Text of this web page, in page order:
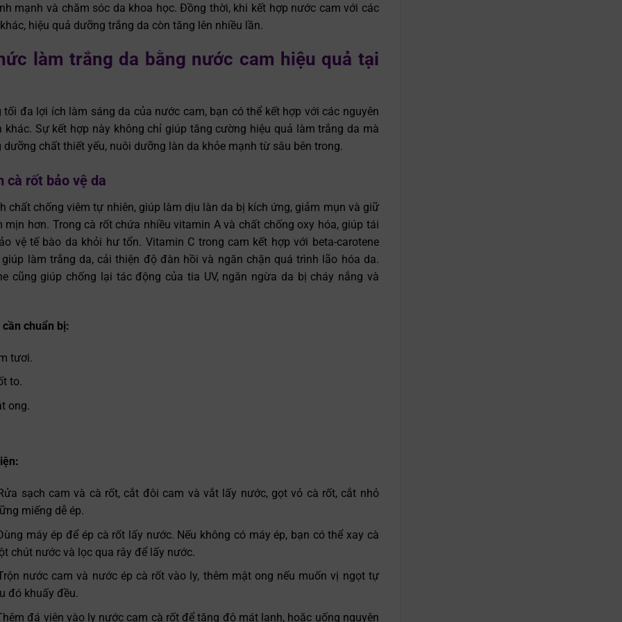
mạnh và chăm sóc da khoa học. Đồng thời, khi kết hợp nước cam với các
hiệu quả dưỡng trắng da còn tăng lên nhiều lần.
làm trắng da bằng nước cam hiệu quả tại
tối đa lợi ích làm sáng da của nước cam, bạn có thể kết hợp với các nguyên
khác. Sự kết hợp này không chỉ giúp tăng cường hiệu quả làm trắng da mà
dưỡng chất thiết yếu, nuôi dưỡng làn da khỏe mạnh từ sâu bên trong.
cà rốt bảo vệ da
chất chống viêm tự nhiên, giúp làm dịu làn da bị kích ứng, giảm mụn và giữ
mịn hơn. Trong cà rốt chứa nhiều vitamin A và chất chống oxy hóa, giúp tái
vệ tế bào da khỏi hư tổn. Vitamin C trong cam kết hợp với beta-carotene
làm trắng da, cải thiện độ đàn hồi và ngăn chặn quá trình lão hóa da.
cũng giúp chống lại tác động của tia UV, ngăn ngừa da bị cháy nắng và
chuẩn bị:
tươi.
to.
ong.
sạch cam và cà rốt, cắt đôi cam và vắt lấy nước, gọt vỏ cà rốt, cắt nhỏ
miếng dễ ép.
máy ép để ép cà rốt lấy nước. Nếu không có máy ép, bạn có thể xay cà
chút nước và lọc qua rây để lấy nước.
nước cam và nước ép cà rốt vào ly, thêm mật ong nếu muốn vị ngọt tự
đó khuấy đều.
đá viên vào ly nước cam cà rốt để tăng độ mát lạnh, hoặc uống nguyên